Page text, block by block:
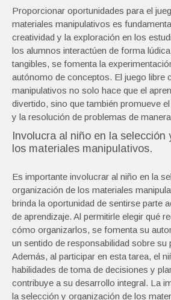
Proporcionar oportunidades para el
materiales manipulativos es
creatividad y la exploración en los
los alumnos interactúen de forma
tangibles, se fomenta la
autónomo de conceptos. El juego libre
manipulativos no solo hace que el
divertido, sino que también promueve
y la resolución de problemas de
Involucra al niño en la selección
los materiales manipulativos.
Es importante involucrar al niño en la
organización de los materiales
brinda la oportunidad de sentirse parte
de aprendizaje. Al permitirle elegir qué
cómo organizarlos, se fomenta su
un sentido de responsabilidad sobre su
Además, al participar en esta tarea, el
habilidades de toma de decisiones y
contribuye a su desarrollo integral. La
la selección y organización de los